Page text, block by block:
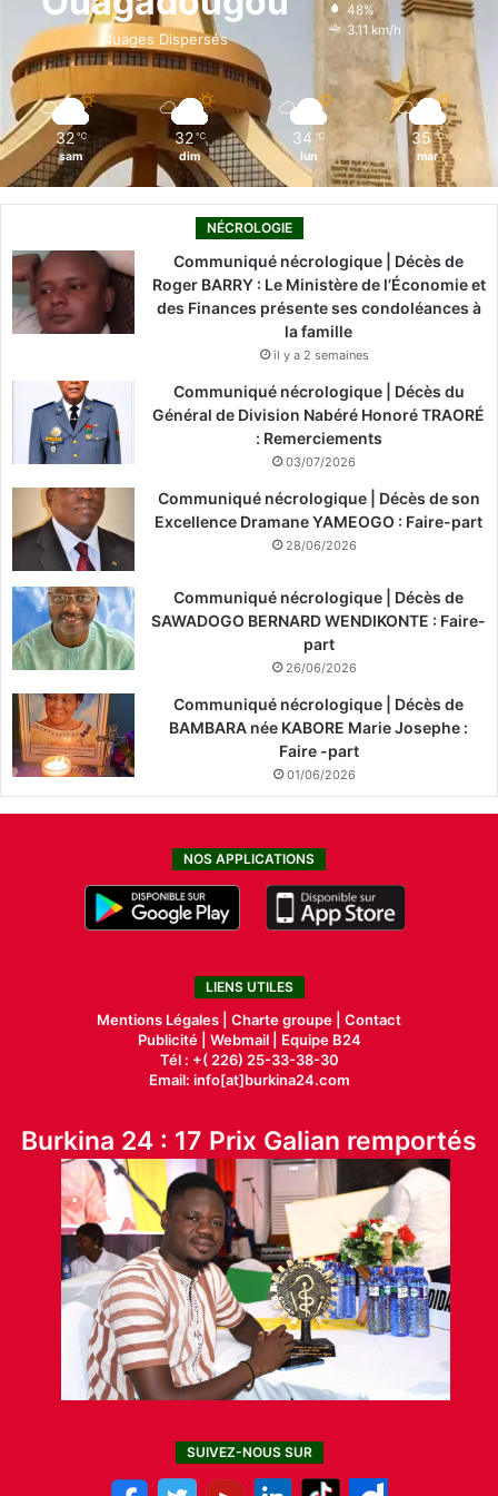
o
k
i
n
r
Nuages Dispersés
48%
3.11 km/h
32 ℃
sam
32 ℃
dim
34 ℃
lun
35 ℃
mar
NÉCROLOGIE
Communiqué nécrologique | Décès de
Roger BARRY : Le Ministère de l’Économie et
des Finances présente ses condoléances à
la famille
il y a 2 semaines
Communiqué nécrologique | Décès du
Général de Division Nabéré Honoré TRAORÉ
: Remerciements
03/07/2026
Communiqué nécrologique | Décès de son
Excellence Dramane YAMEOGO : Faire-part
28/06/2026
Communiqué nécrologique | Décès de
SAWADOGO BERNARD WENDIKONTE : Faire-
part
26/06/2026
Communiqué nécrologique | Décès de
BAMBARA née KABORE Marie Josephe :
Faire -part
01/06/2026
NOS APPLICATIONS
LIENS UTILES
Mentions Légales | Charte groupe | Contact
Publicité| Webmail |
Equipe B24
Tél : +( 226) 25-33-38-30
Email: info[at]burkina24.com
Burkina 24 : 17 Prix Galian remportés
SUIVEZ-NOUS SUR